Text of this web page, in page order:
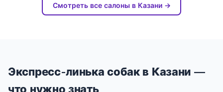
Смотреть все салоны в Казани →
Экспресс-линька собак в Казани —
что нужно знать